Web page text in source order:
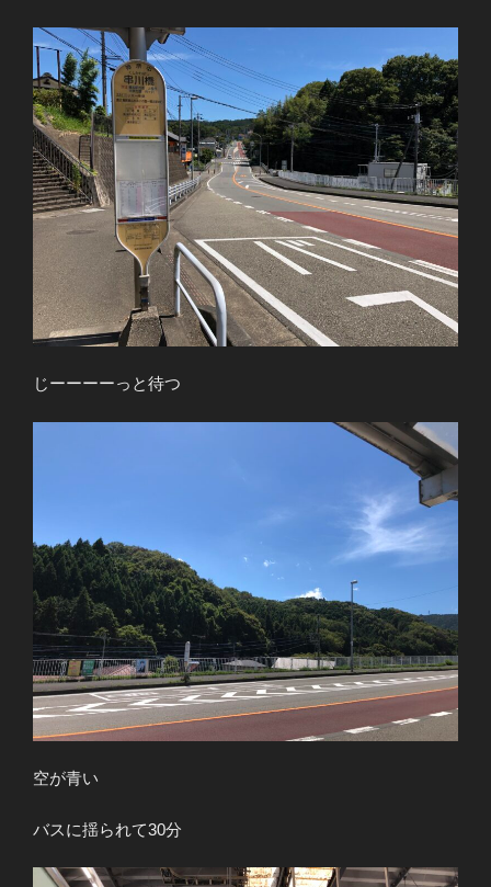
じーーーーっと待つ
空が青い
バスに揺られて30分